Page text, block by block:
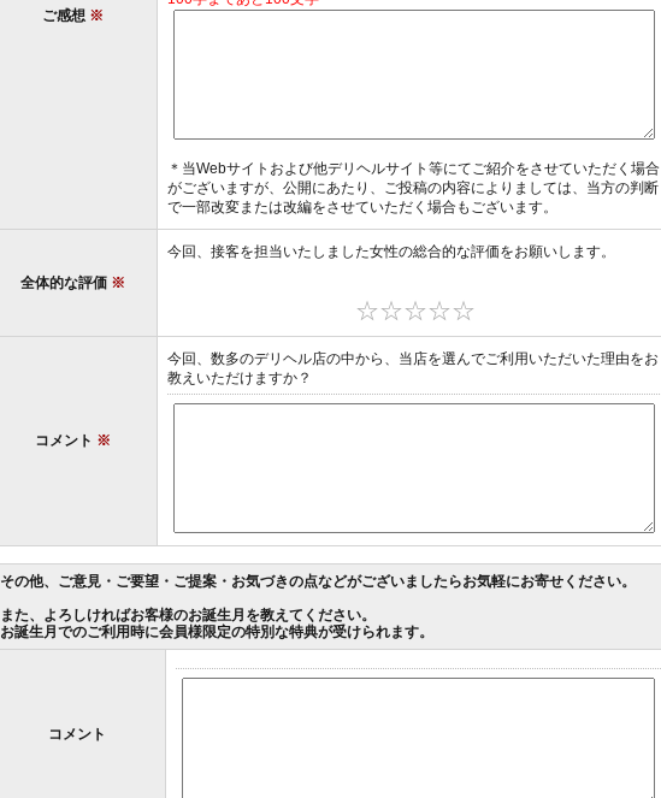
ご感想 ※
＊当Webサイトおよび他デリヘルサイト等にてご紹介をさせていただく場合
がございますが、公開にあたり、ご投稿の内容によりましては、当方の判断
で一部改変または改編をさせていただく場合もございます。
全体的な評価 ※
今回、接客を担当いたしました女性の総合的な評価をお願いします。
コメント ※
今回、数多のデリヘル店の中から、当店を選んでご利用いただいた理由をお
教えいただけますか？
その他、ご意見・ご要望・ご提案・お気づきの点などがございましたらお気軽にお寄せください。
また、よろしければお客様のお誕生月を教えてください。
お誕生月でのご利用時に会員様限定の特別な特典が受けられます。
コメント